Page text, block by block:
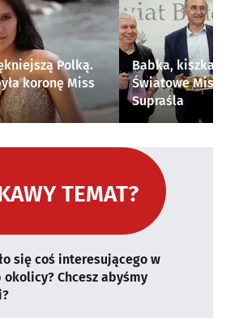
Polką.
koronę Miss
Babka, kiszka i
Światowe
Supraśla
TEMAT?
się coś interesującego w
Chcesz abyśmy